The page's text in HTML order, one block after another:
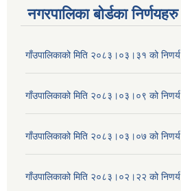
नगरपालिका बोर्डका निर्णयहरु
गाँउपालिकाको मिति २०८३।०३।३१ को निणर्य
गाँउपालिकाको मिति २०८३।०३।०९ को निणर्य
गाँउपालिकाको मिति २०८३।०३।०७ को निणर्य
गाँउपालिकाको मिति २०८३।०२।२२ को निणर्य